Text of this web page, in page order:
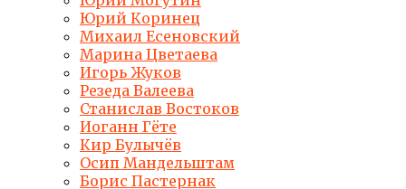
Юрий Коринец
Михаил Есеновский
Марина Цветаева
Игорь Жуков
Резеда Валеева
Станислав Востоков
Иоганн Гёте
Кир Булычёв
Осип Мандельштам
Борис Пастернак